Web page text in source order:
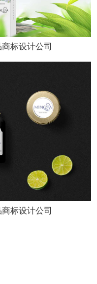
标设计公司
标设计公司